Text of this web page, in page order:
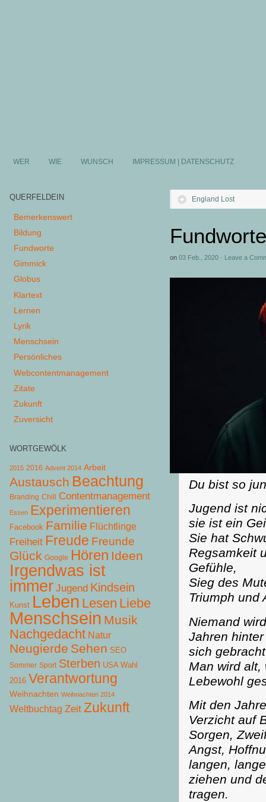
WER WIE WUNSCH IMPRESSUM | DATENSCHUTZ
England Lost
on 03 Feb., 2020 · Leave a
Du bist so
Jugend ist
sie ist ein
Sie hat
Regsamkeit
Gefühle,
Sieg des
Triumph und
Niemand
Jahren hinter
sich
Man wird alt,
Lebewohl
Mit den
Verzicht auf
Sorgen,
Angst,
langen,
ziehen und
tragen.
QUERFELDEIN
Bemerkenswert
Bildung
Fundworte
Gimmick
Globus
Klartext
Lernen
Lyrik
Menschsein
Persönliches
Webcontentmanagement
Zitate
Zukunft
Zuversicht
WORTGEWÖLK
2015 2016 Advent 2014 Arbeit
Austausch Beachtung
Branding Chill Contentmanagement
Essen Experimentieren
Facebook Familie Flüchtlinge
Freiheit Freude Freunde
Glück Google Hören Ideen
Irgendwas ist
immer Jugend Kindsein
Kunst Leben Lesen Liebe
Menschsein Musik
Nachgedacht Natur
Neugierde Sehen SEO
Sommer Sport Sterben USA Wahl
2016 Verantwortung
Weihnachten Weihnachten 2014
Weltbuchtag Zeit Zukunft